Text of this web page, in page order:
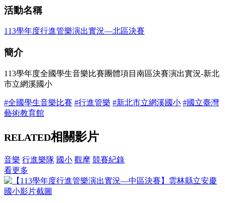
活動名稱
113學年度行進管樂演出實況—北區決賽
簡介
113學年度全國學生音樂比賽團體項目南區決賽演出實況-新北
市立網溪國小
#全國學生音樂比賽 #行進管樂 #新北市立網溪國小 #國立臺灣
藝術教育館
RELATED相關影片
音樂 行進樂隊 國小 觀摩 競賽紀錄
看更多